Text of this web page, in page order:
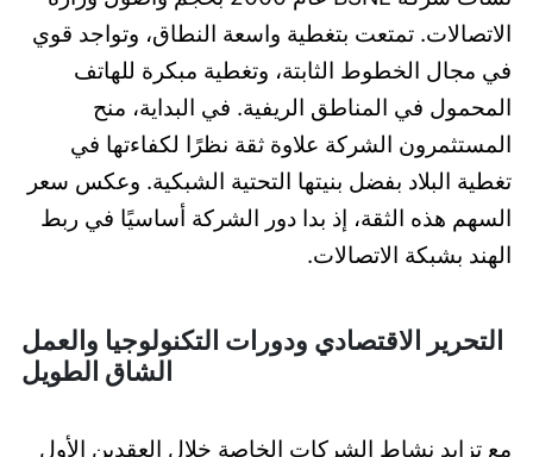
الاتصالات. تمتعت بتغطية واسعة النطاق، وتواجد قوي
في مجال الخطوط الثابتة، وتغطية مبكرة للهاتف
المحمول في المناطق الريفية. في البداية، منح
المستثمرون الشركة علاوة ثقة نظرًا لكفاءتها في
تغطية البلاد بفضل بنيتها التحتية الشبكية. وعكس سعر
السهم هذه الثقة، إذ بدا دور الشركة أساسيًا في ربط
الهند بشبكة الاتصالات.
التحرير الاقتصادي ودورات التكنولوجيا والعمل
الشاق الطويل
مع تزايد نشاط الشركات الخاصة خلال العقدين الأول